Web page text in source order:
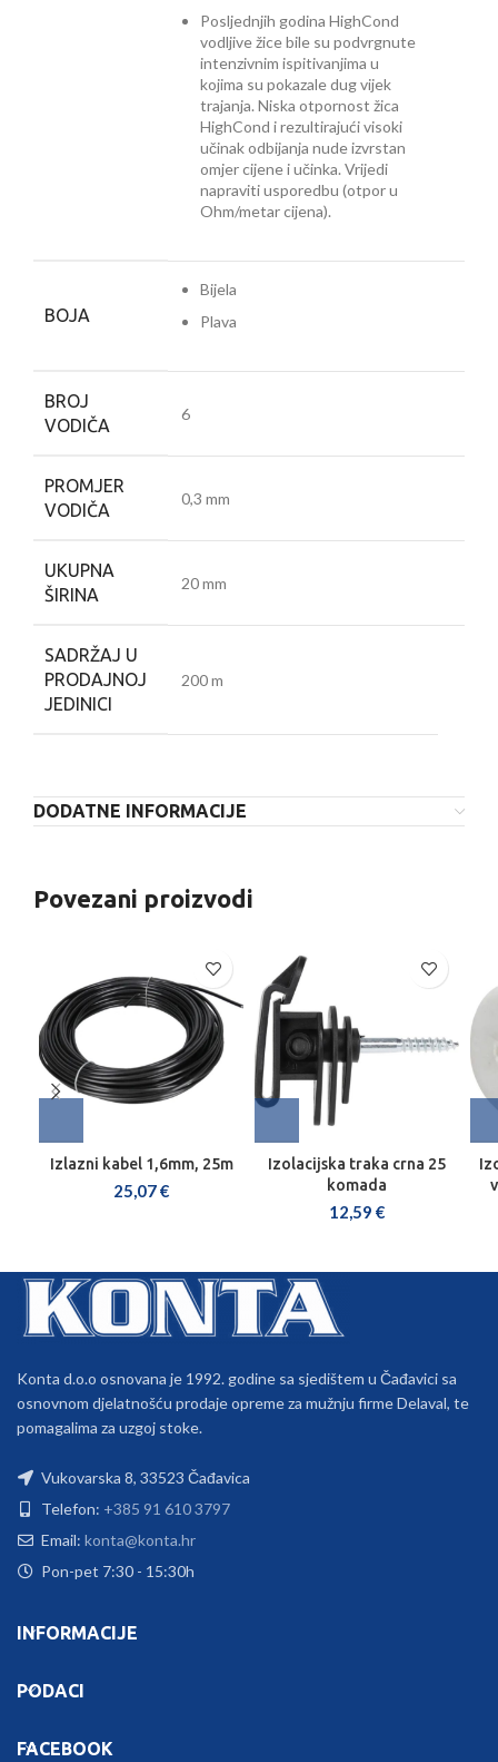
Posljednjih godina HighCond
vodljive žice bile su podvrgnute
intenzivnim ispitivanjima u
kojima su pokazale dug vijek
trajanja. Niska otpornost žica
HighCond i rezultirajući visoki
učinak odbijanja nude izvrstan
omjer cijene i učinka. Vrijedi
napraviti usporedbu (otpor u
Ohm/metar cijena).
BOJA
Bijela
Plava
BROJ
VODIČA
6
PROMJER
VODIČA
0,3 mm
UKUPNA
ŠIRINA
20 mm
SADRŽAJ U
PRODAJNOJ
JEDINICI
200 m
DODATNE INFORMACIJE
Povezani proizvodi
Izlazni kabel 1,6mm, 25m
25,07€
Izolacijska traka crna 25
komada
12,59 €
Konta d.o.o osnovana je 1992. godine sa sjedištem u Čađavici sa
osnovnom djelatnošću prodaje opreme za mužnju firme Delaval, te
pomagalima za uzgoj stoke.
Vukovarska 8, 33523 Čađavica
Telefon: +385 91 610 3797
Email: konta@konta.hr
Pon-pet 7:30 - 15:30h
INFORMACIJE
PODACI
FACEBOOK